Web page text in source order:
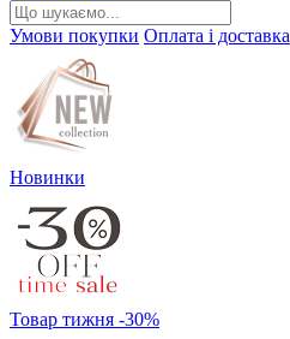
Умови покупки Оплата і доставка
Новинки
Товар тижня -30%